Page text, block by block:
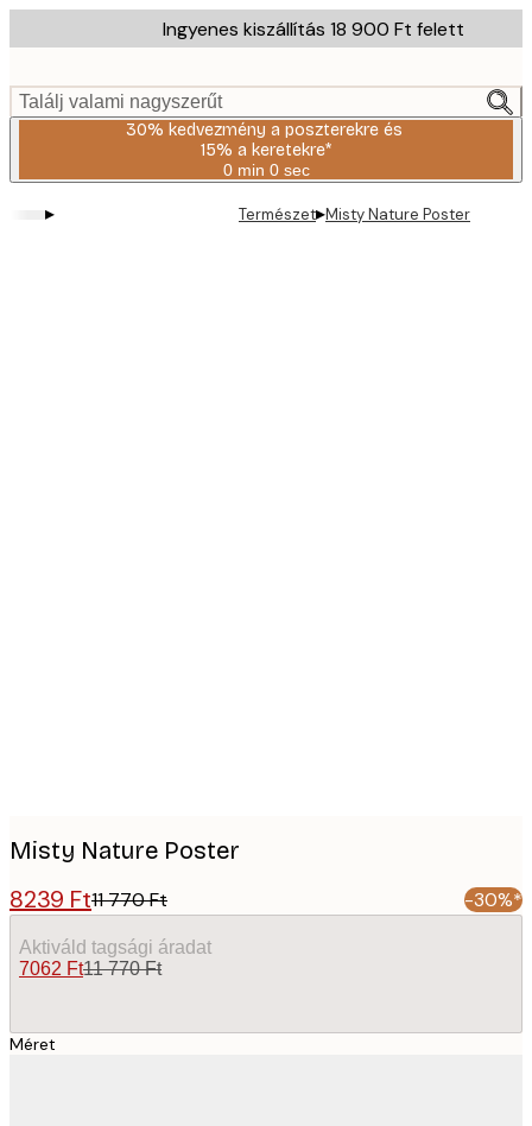
to
content.
Ingyenes kiszállítás 18 900 Ft felett
Találj valami nagyszerűt
30% kedvezmény a poszterekre és
15% a keretekre*
0 min 0 sec
Érvényes:
08-
▸ Természet▸Misty Nature Poster
Misty Nature Poster
8239 Ft11 770 Ft -30%*
Aktiváld tagsági áradat
7062 Ft11 770 Ft
Méret